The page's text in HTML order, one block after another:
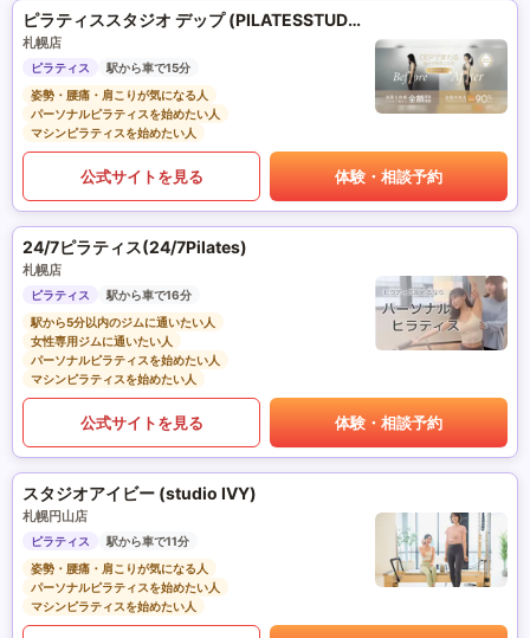
ピラティススタジオ デップ (PILATESSTUDIO DEP)
札幌店
ピラティス
駅から車で15分
姿勢・腰痛・肩こりが気になる人
パーソナルピラティスを始めたい人
マシンピラティスを始めたい人
公式サイトを見る 体験・相談予約
24/7ピラティス(24/7Pilates)
札幌店
ピラティス
駅から車で16分
駅から5分以内のジムに通いたい人
女性専用ジムに通いたい人
パーソナルピラティスを始めたい人
マシンピラティスを始めたい人
公式サイトを見る 体験・相談予約
スタジオアイビー (studio IVY)
札幌円山店
ピラティス
駅から車で11分
姿勢・腰痛・肩こりが気になる人
パーソナルピラティスを始めたい人
マシンピラティスを始めたい人